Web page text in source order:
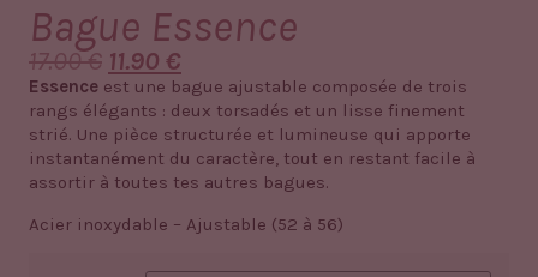
Bague Essence
17.00€ 11.90 €
Essence est une bague ajustable composée de trois
rangs élégants : deux torsadés et un lisse finement
strié. Une pièce structurée et lumineuse qui apporte
instantanément du caractère, tout en restant facile à
assortir à toutes tes autres bagues.
Acier inoxydable – Ajustable (52 à 56)